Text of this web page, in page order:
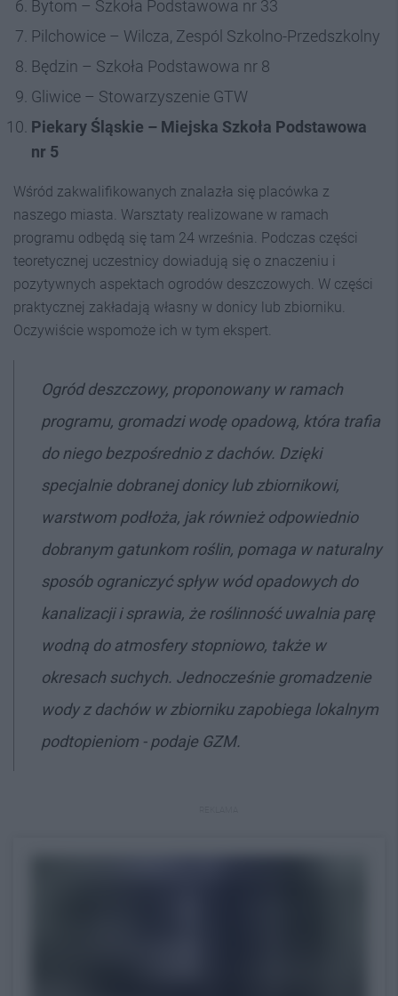
Bytom – Szkoła Podstawowa nr 33
Pilchowice – Wilcza, Zespól Szkolno-Przedszkolny
Będzin – Szkoła Podstawowa nr 8
Gliwice – Stowarzyszenie GTW
Piekary Śląskie – Miejska Szkoła Podstawowa
nr 5
Wśród zakwalifikowanych znalazła się placówka z
naszego miasta. Warsztaty realizowane w ramach
programu odbędą się tam 24 września. Podczas części
teoretycznej uczestnicy dowiadują się o znaczeniu i
pozytywnych aspektach ogrodów deszczowych. W części
praktycznej zakładają własny w donicy lub zbiorniku.
Oczywiście wspomoże ich w tym ekspert.
Ogród deszczowy, proponowany w ramach
programu, gromadzi wodę opadową, która trafia
do niego bezpośrednio z dachów. Dzięki
specjalnie dobranej donicy lub zbiornikowi,
warstwom podłoża, jak również odpowiednio
dobranym gatunkom roślin, pomaga w naturalny
sposób ograniczyć spływ wód opadowych do
kanalizacji i sprawia, że roślinność uwalnia parę
wodną do atmosfery stopniowo, także w
okresach suchych. Jednocześnie gromadzenie
wody z dachów w zbiorniku zapobiega lokalnym
podtopieniom - podaje GZM.